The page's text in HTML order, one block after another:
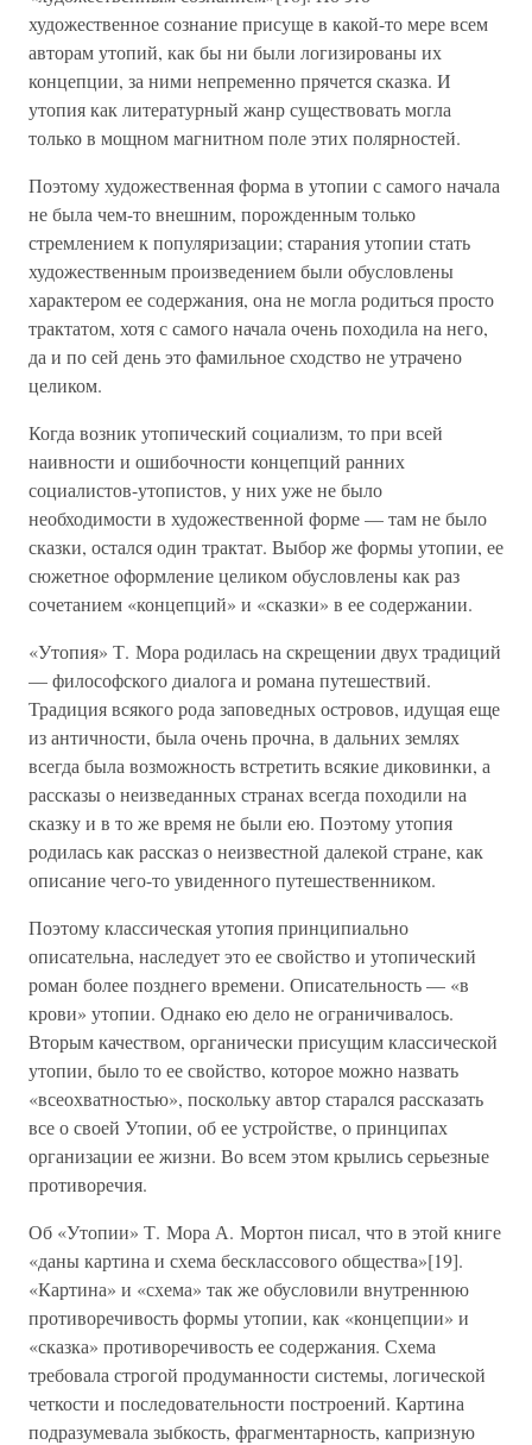
художественное сознание присуще в какой-то мере всем
авторам утопий, как бы ни были логизированы их
концепции, за ними непременно прячется сказка. И
утопия как литературный жанр существовать могла
только в мощном магнитном поле этих полярностей.
Поэтому художественная форма в утопии с самого начала
не была чем-то внешним, порожденным только
стремлением к популяризации; старания утопии стать
художественным произведением были обусловлены
характером ее содержания, она не могла родиться просто
трактатом, хотя с самого начала очень походила на него,
да и по сей день это фамильное сходство не утрачено
целиком.
Когда возник утопический социализм, то при всей
наивности и ошибочности концепций ранних
социалистов-утопистов, у них уже не было
необходимости в художественной форме — там не было
сказки, остался один трактат. Выбор же формы утопии, ее
сюжетное оформление целиком обусловлены как раз
сочетанием «концепций» и «сказки» в ее содержании.
«Утопия» Т. Мора родилась на скрещении двух традиций
— философского диалога и романа путешествий.
Традиция всякого рода заповедных островов, идущая еще
из античности, была очень прочна, в дальних землях
всегда была возможность встретить всякие диковинки, а
рассказы о неизведанных странах всегда походили на
сказку и в то же время не были ею. Поэтому утопия
родилась как рассказ о неизвестной далекой стране, как
описание чего-то увиденного путешественником.
Поэтому классическая утопия принципиально
описательна, наследует это ее свойство и утопический
роман более позднего времени. Описательность — «в
крови» утопии. Однако ею дело не ограничивалось.
Вторым качеством, органически присущим классической
утопии, было то ее свойство, которое можно назвать
«всеохватностью», поскольку автор старался рассказать
все о своей Утопии, об ее устройстве, о принципах
организации ее жизни. Во всем этом крылись серьезные
противоречия.
Об «Утопии» Т. Мора А. Мортон писал, что в этой книге
«даны картина и схема бесклассового общества»[19].
«Картина» и «схема» так же обусловили внутреннюю
противоречивость формы утопии, как «концепции» и
«сказка» противоречивость ее содержания. Схема
требовала строгой продуманности системы, логической
четкости и последовательности построений. Картина
подразумевала зыбкость, фрагментарность, капризную